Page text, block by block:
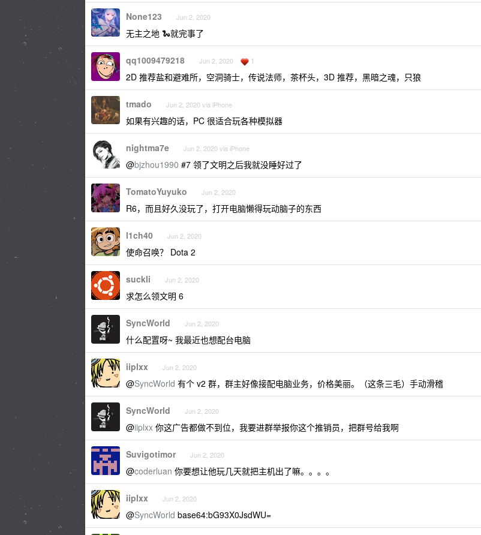
None123 Jun 2, 2020
无主之地 🐍就完事了
qq1009479218 Jun 2, 2020 1
2D 推荐盐和避难所，空洞骑士，传说法师，茶杯头，3D 推荐，黑暗之魂，只狼
tmado Jun 2, 2020 via iPhone
如果有兴趣的话，PC 很适合玩各种模拟器
nightma7e Jun 2, 2020 via iPhone
@bjzhou1990 #7 领了文明之后我就没睡好过了
TomatoYuyuko Jun 2, 2020
R6，而且好久没玩了，打开电脑懒得玩动脑子的东西
l1ch40 Jun 2, 2020
使命召唤？ Dota 2
suckli Jun 2, 2020
求怎么领文明 6
SyncWorld Jun 2, 2020
什么配置呀~ 我最近也想配台电脑
iiplxx Jun 2, 2020
@SyncWorld 有个 v2 群，群主好像接配电脑业务，价格美丽。（这条三毛）手动滑稽
SyncWorld Jun 2, 2020
@iiplxx 你这广告都做不到位，我要进群举报你这个推销员，把群号给我啊
Suvigotimor Jun 2, 2020
@coderluan 你要想让他玩几天就把主机出了嘛。。。。
iiplxx Jun 2, 2020
@SyncWorld base64:bG93X0JsdWU=